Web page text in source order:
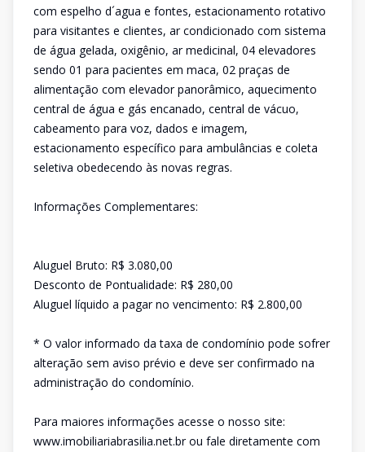
com espelho d´agua e fontes, estacionamento rotativo
para visitantes e clientes, ar condicionado com sistema
de água gelada, oxigênio, ar medicinal, 04 elevadores
sendo 01 para pacientes em maca, 02 praças de
alimentação com elevador panorâmico, aquecimento
central de água e gás encanado, central de vácuo,
cabeamento para voz, dados e imagem,
estacionamento específico para ambulâncias e coleta
seletiva obedecendo às novas regras.
Informações Complementares:
Aluguel Bruto: R$ 3.080,00
Desconto de Pontualidade: R$ 280,00
Aluguel líquido a pagar no vencimento: R$ 2.800,00
* O valor informado da taxa de condomínio pode sofrer
alteração sem aviso prévio e deve ser confirmado na
administração do condomínio.
Para maiores informações acesse o nosso site:
www.imobiliariabrasilia.net.br ou fale diretamente com